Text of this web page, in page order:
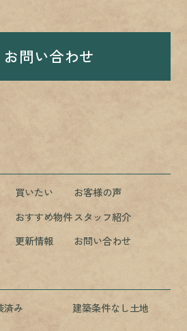
お問い合わせ
買いたい
お客様の声
おすすめ物件スタッフ紹介
更新情報 お問い合わせ
済み
建築条件なし土地